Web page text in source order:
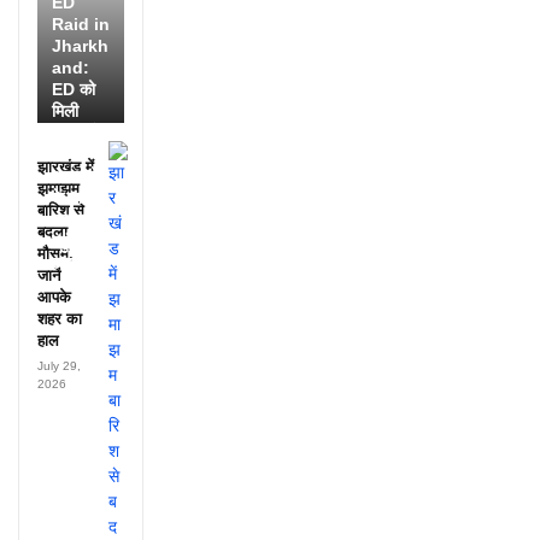
Raid in
Jharkh
and:
ED को
मिली
25
अफसरों
के नाम,
हर महीने
पहुंचते थे
लाखों!
झारखंड में
झमाझम
बारिश से
बदला
मौसम,
जानें
आपके
शहर का
हाल
July 29,
2026